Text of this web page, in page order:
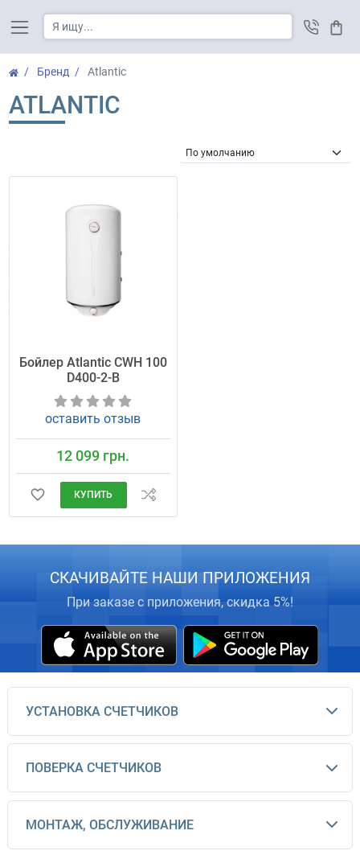
Бренд Atlantic
ATLANTIC
Бойлер Atlantic CWH 100
D400-2-B
оставить отзыв
12 099 грн.
КУПИТЬ
СКАЧИВАЙТЕ НАШИ ПРИЛОЖЕНИЯ
При заказе с приложения, скидка 5%!
УСТАНОВКА СЧЕТЧИКОВ
ПОВЕРКА СЧЕТЧИКОВ
МОНТАЖ, ОБСЛУЖИВАНИЕ